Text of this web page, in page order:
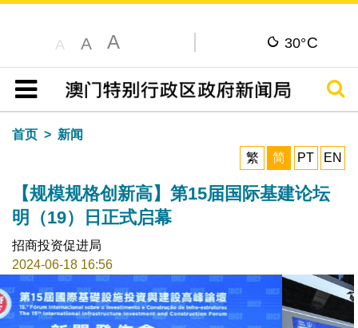
A A A 30°C
目录
搜寻
首页
新闻
繁
简 PT EN
【规模规格创新高】第15届国际基建论坛
明（19）日正式启幕
招商投资促进局
2024-06-18 16:56